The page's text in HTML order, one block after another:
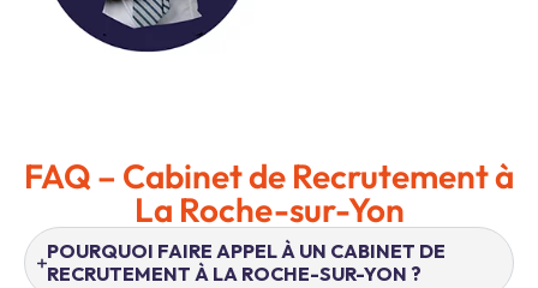
FAQ – Cabinet de Recrutement à
La Roche-sur-Yon
POURQUOI FAIRE APPEL À UN CABINET DE
RECRUTEMENT À LA ROCHE-SUR-YON ?